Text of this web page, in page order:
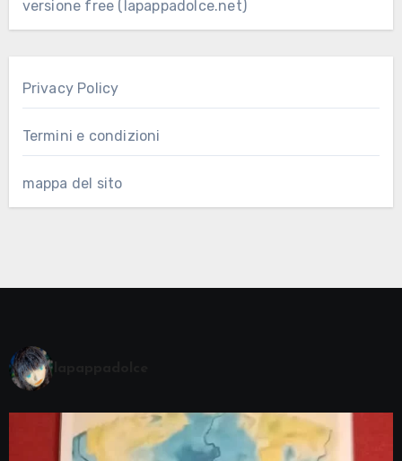
versione free (lapappadolce.net)
Privacy Policy
Termini e condizioni
mappa del sito